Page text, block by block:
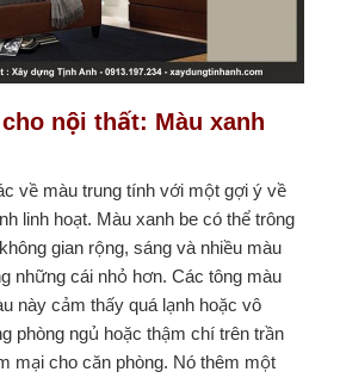
nội thất: Màu xanh
về màu trung tính với một gợi ý về
linh hoạt. Màu xanh be có thể trông
gian rộng, sáng và nhiều màu
những cái nhỏ hơn. Các tông màu
này cảm thấy quá lạnh hoặc vô
phòng ngủ hoặc thậm chí trên trần
mại cho căn phòng. Nó thêm một